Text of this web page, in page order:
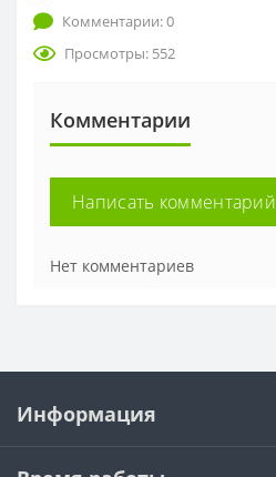
Комментарии: 0
Просмотры: 552
Комментарии
Написать комментарий
Нет комментариев
Информация